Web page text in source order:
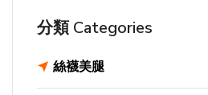
分類 Categories
絲襪美腿